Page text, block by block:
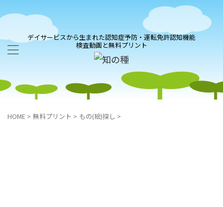
デイサービスから生まれた認知症予防・運転免許認知機能
検査動画と無料プリント
HOME > 無料プリント > もの(絵)探し >